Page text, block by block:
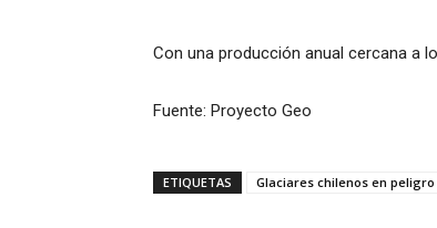
Con una producción anual cercana a
Fuente: Proyecto Geo
ETIQUETAS Glaciares chilenos en peligro